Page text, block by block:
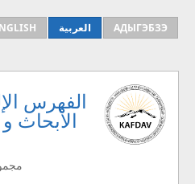
العربية
АДЫГЭБЗЭ
الفهرس
الأبحاث